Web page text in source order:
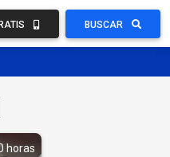
BUSCAR
horas